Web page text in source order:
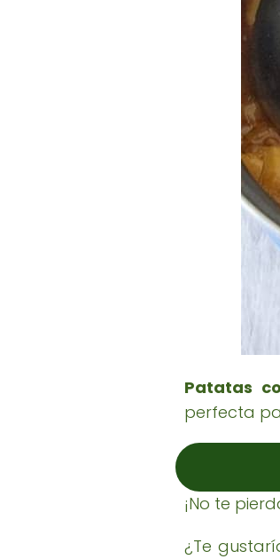
Patatas
perfecta
¡No te
¿Te